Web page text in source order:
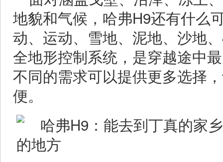
地貌和气候，哈弗H9还有什么
动、运动、雪地、泥地、沙地
全地形控制系统，是穿越途中
不同的需求可以提供更多选择
便。